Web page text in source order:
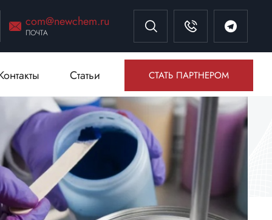
com@newchem.ru
ПОЧТА
Статьи СТАТЬ ПАРТНЕРОМ
✕
В нашем телеграм канале вы
найдёте:
Конкурсы и акции каждый месяц
Онлайн-чат с экспертами
Полезные советы по продукции и